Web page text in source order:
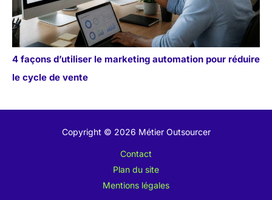
4 façons d’utiliser le marketing automation pour réduire
le cycle de vente
Copyright © 2026 Métier Outsourcer
Contact
Plan du site
Mentions légales